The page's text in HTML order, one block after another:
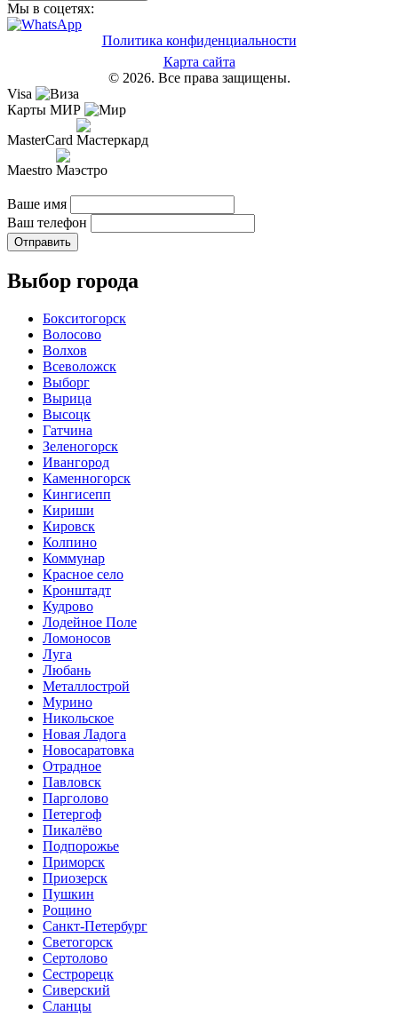
Мы в соцетях:
Политика конфиденциальности
Карта сайта
© 2026. Все права защищены.
Visa
Карты МИР
MasterCard
Maestro
Ваше имя
Ваш телефон
Отправить
Выбор города
Бокситогорск
Волосово
Волхов
Всеволожск
Выборг
Вырица
Высоцк
Гатчина
Зеленогорск
Ивангород
Каменногорск
Кингисепп
Кириши
Кировск
Колпино
Коммунар
Красное село
Кронштадт
Кудрово
Лодейное Поле
Ломоносов
Луга
Любань
Металлострой
Мурино
Никольское
Новая Ладога
Новосаратовка
Отрадное
Павловск
Парголово
Петергоф
Пикалёво
Подпорожье
Приморск
Приозерск
Пушкин
Рощино
Санкт-Петербург
Светогорск
Сертолово
Сестрорецк
Сиверский
Сланцы